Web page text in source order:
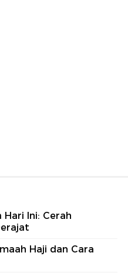
Hari Ini: Cerah
Haji dan Cara